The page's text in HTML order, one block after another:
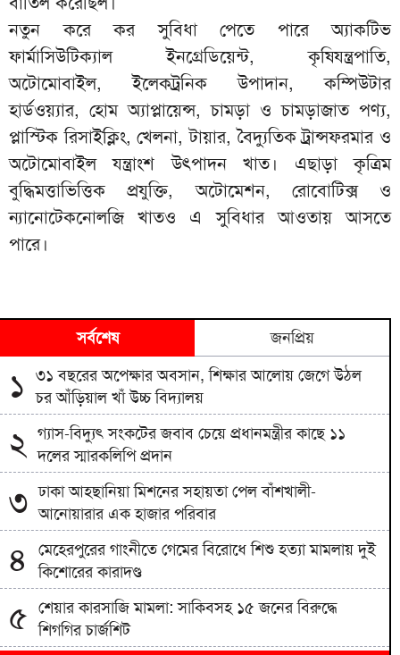
নতুন করে কর সুবিধা পেতে পারে অ্যাকটিভ
ফার্মাসিউটিক্যাল ইনগ্রেডিয়েন্ট, কৃষিযন্ত্রপাতি,
অটোমোবাইল, ইলেকট্রনিক উপাদান, কম্পিউটার
হার্ডওয়্যার, হোম অ্যাপ্লায়েন্স, চামড়া ও চামড়াজাত পণ্য,
প্লাস্টিক রিসাইক্লিং, খেলনা, টায়ার, বৈদ্যুতিক ট্রান্সফরমার ও
অটোমোবাইল যন্ত্রাংশ উৎপাদন খাত। এছাড়া কৃত্রিম
বুদ্ধিমত্তাভিত্তিক প্রযুক্তি, অটোমেশন, রোবোটিক্স ও
ন্যানোটেকনোলজি খাতও এ সুবিধার আওতায় আসতে
পারে।
সর্বশেষ জনপ্রিয়
১ ৩১ বছরের অপেক্ষার অবসান, শিক্ষার আলোয় জেগে উঠল
চর আঁড়িয়াল খাঁ উচ্চ বিদ্যালয়
২ গ্যাস-বিদ্যুৎ সংকটের জবাব চেয়ে প্রধানমন্ত্রীর কাছে ১১
দলের স্মারকলিপি প্রদান
৩ ঢাকা আহ্ছানিয়া মিশনের সহায়তা পেল বাঁশখালী-
আনোয়ারার এক হাজার পরিবার
৪
মেহেরপুরের গাংনীতে গেমের বিরোধে শিশু হত্যা মামলায় দুই
কিশোরের কারাদণ্ড
৫ শেয়ার কারসাজি মামলা: সাকিবসহ ১৫ জনের বিরুদ্ধে
শিগগির চার্জশিট